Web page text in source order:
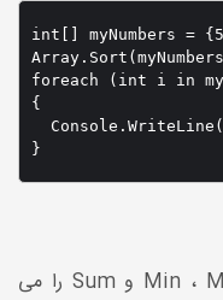
int[] myNumbers =
foreach (int i in
{
}
سایر متد های مفید آرایه ، مانند Min ، Max و Sum را می